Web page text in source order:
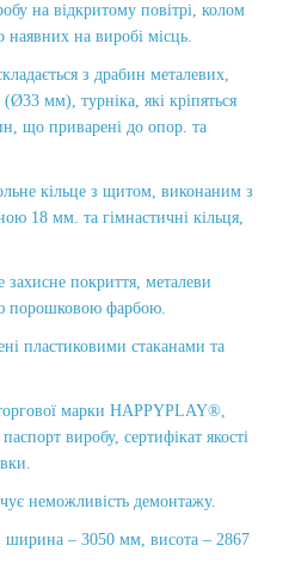
на відкритому повітрі, колом
наявних на виробі місць.
з драбин металевих,
мм), турніка, які кріпяться
що приварені до опор. та
кільце з щитом, виконаним з
18 мм. та гімнастичні кільця,
захисне покриття, металеви
порошковою фарбою.
пластиковими стаканами та
марки HAPPYPLAY®,
виробу, сертифікат якості
неможливість демонтажу.
– 3050 мм, висота – 2867